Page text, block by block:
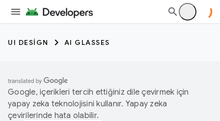
UI DESIGN AI GLASSES
Google, içerikleri tercih ettiğiniz dile çevirmek için
yapay zeka teknolojisini kullanır. Yapay zeka
çevirilerinde hata olabilir.